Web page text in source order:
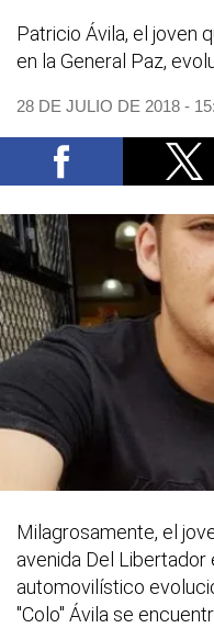
Patricio Ávila, el joven
en la General Paz,
28 DE JULIO DE 2018 -
Milagrosamente, el
avenida Del Libertador
automovilístico
"Colo" Ávila se